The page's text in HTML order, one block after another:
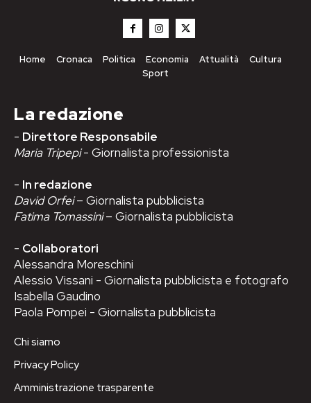
Home Cronaca Politica Economia Attualità
Cultura
Sport
La redazione
- Direttore Responsabile
Maria Tripepi- Giornalista professionista
- In redazione
David Orfei– Giornalista pubblicista
Fatima Tomassini– Giornalista pubblicista
- Collaboratori
Alessandra Moreschini
Alessio Vissani - Giornalista pubblicista e fotografo
Isabella Gaudino
Paola Pompei - Giornalista pubblicista
Chi siamo
Privacy Policy
Amministrazione trasparente